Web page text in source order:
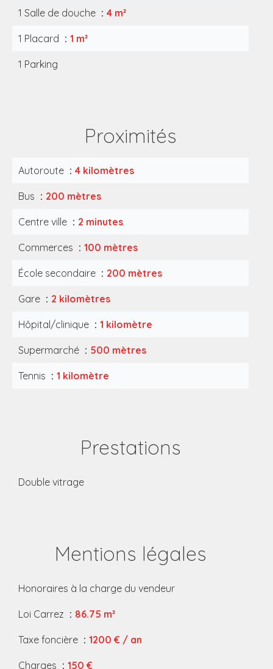
1 Salle de douche 4 m²
1 Placard 1 m²
1 Parking
Proximités
Autoroute 4 kilomètres
Bus 200 mètres
Centre ville 2 minutes
Commerces 100 mètres
École secondaire 200 mètres
Gare 2 kilomètres
Hôpital/clinique 1 kilomètre
Supermarché 500 mètres
Tennis 1 kilomètre
Prestations
Double vitrage
Mentions légales
Honoraires à la charge du vendeur
Loi Carrez 86.75 m²
Taxe foncière 1200 € / an
Charges 150 €